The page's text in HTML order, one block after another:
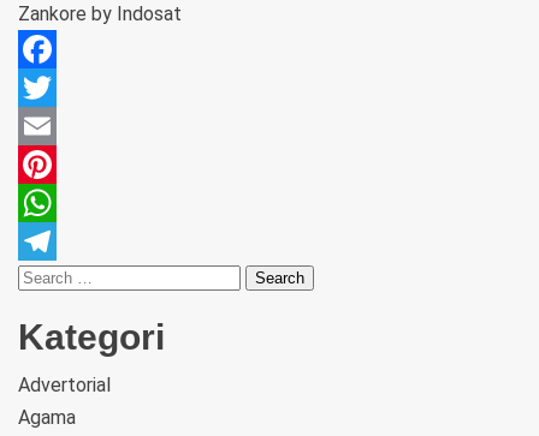
Zankore by Indosat
Facebook
Twitter
Email
Pinterest
WhatsApp
Telegram
Kategori
Advertorial
Agama